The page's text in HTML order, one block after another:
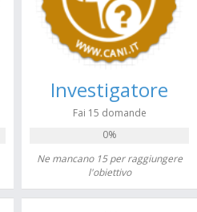
Investigatore
Fai 15 domande
0%
Ne mancano 15 per raggiungere
l'obiettivo